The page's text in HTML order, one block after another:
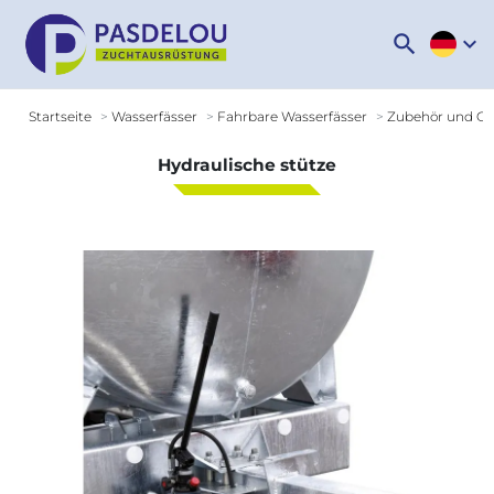
search expand_more
Startseite Wasserfässer Fahrbare Wasserfässer Zubehör und
Hydraulische stütze